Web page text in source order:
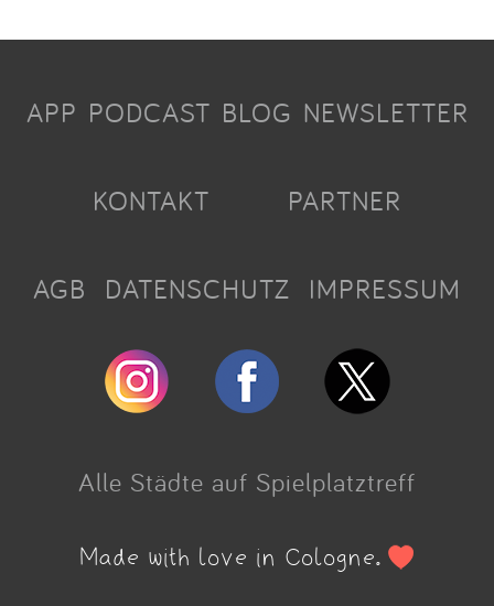
APP PODCAST BLOG NEWSLETTER
KONTAKT PARTNER
AGB DATENSCHUTZ IMPRESSUM
Alle Städte auf Spielplatztreff
Made with love in Cologne.